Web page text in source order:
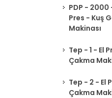
PDP -
Pres - Kuş
Makinası
Tep - 1 - El
Çakma
Tep - 2 - El
Çakma